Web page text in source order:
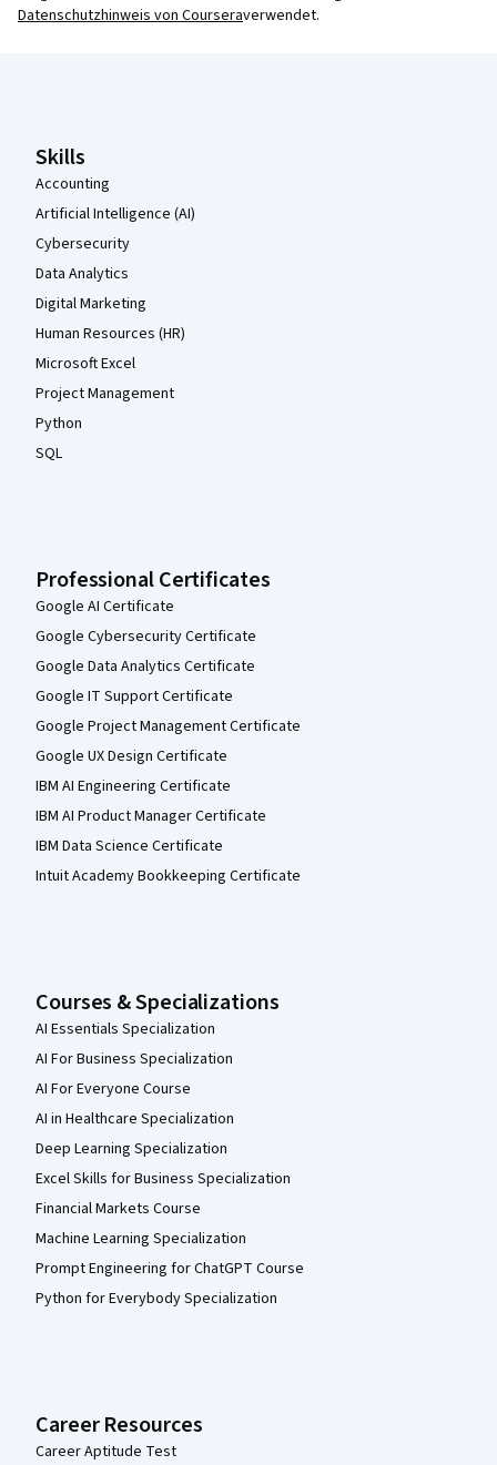
Datenschutzhinweis von Courseraverwendet.
Skills
Accounting
Artificial Intelligence (AI)
Cybersecurity
Data Analytics
Digital Marketing
Human Resources (HR)
Microsoft Excel
Project Management
Python
SQL
Professional Certificates
Google AI Certificate
Google Cybersecurity Certificate
Google Data Analytics Certificate
Google IT Support Certificate
Google Project Management Certificate
Google UX Design Certificate
IBM AI Engineering Certificate
IBM AI Product Manager Certificate
IBM Data Science Certificate
Intuit Academy Bookkeeping Certificate
Courses & Specializations
AI Essentials Specialization
AI For Business Specialization
AI For Everyone Course
AI in Healthcare Specialization
Deep Learning Specialization
Excel Skills for Business Specialization
Financial Markets Course
Machine Learning Specialization
Prompt Engineering for ChatGPT Course
Python for Everybody Specialization
Career Resources
Career Aptitude Test